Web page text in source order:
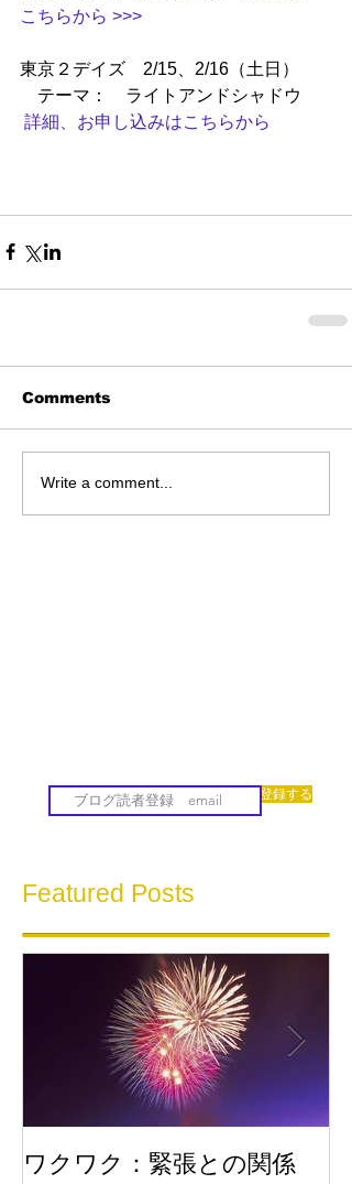
こちらから >>>
東京２デイズ　2/15、2/16（土日）
テーマ：　ライトアンドシャドウ
詳細、お申し込みはこちらから
Comments
Write a comment...
登録する
Featured Posts
ワクワク：緊張との関係